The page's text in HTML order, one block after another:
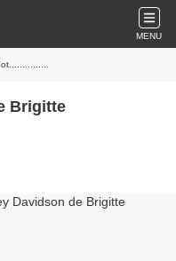
MENU
Brigitte